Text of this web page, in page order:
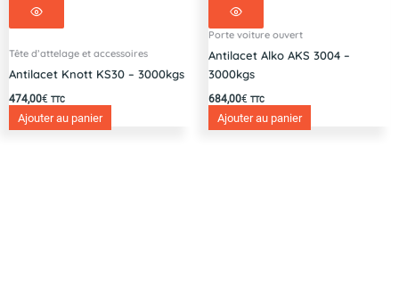
Tête d’attelage et accessoires
Antilacet Knott KS30 – 3000kgs
474,00€ TTC
Ajouter au panier
Porte voiture ouvert
Antilacet Alko AKS 3004 –
3000kgs
684,00€ TTC
Ajouter au panier